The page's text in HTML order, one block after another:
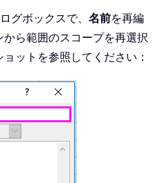
グボックスで、 名前を再編
から範囲のスコープを再選択
ットを参照してください：